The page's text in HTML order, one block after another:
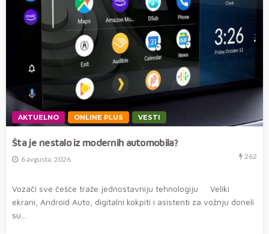
AKTUELNO ONLINE PLUS VESTI
Šta je nestalo iz modernih automobila?
6 avgusta, 2026 262
Vozači sve češće traže jednostavniju tehnologiju Veliki
ekrani, Android Auto, digitalni kokpiti i asistenti za vožnju doneli
su...